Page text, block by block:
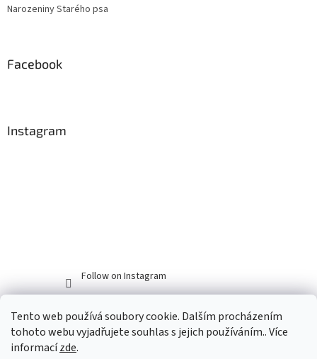
Tento web používá soubory cookie. Dalším procházením
tohoto webu vyjadřujete souhlas s jejich používáním.. Více
informacízde.
Narozeniny Starého psa
Facebook
Instagram
Follow on Instagram